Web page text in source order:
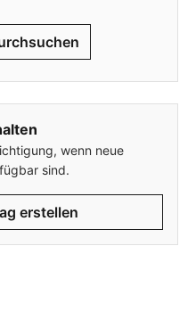
wenn neue
sind.
erstellen